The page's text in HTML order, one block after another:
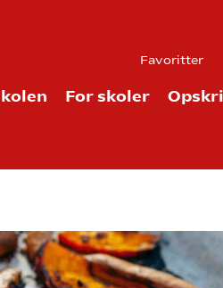
Favoritter
For skoler